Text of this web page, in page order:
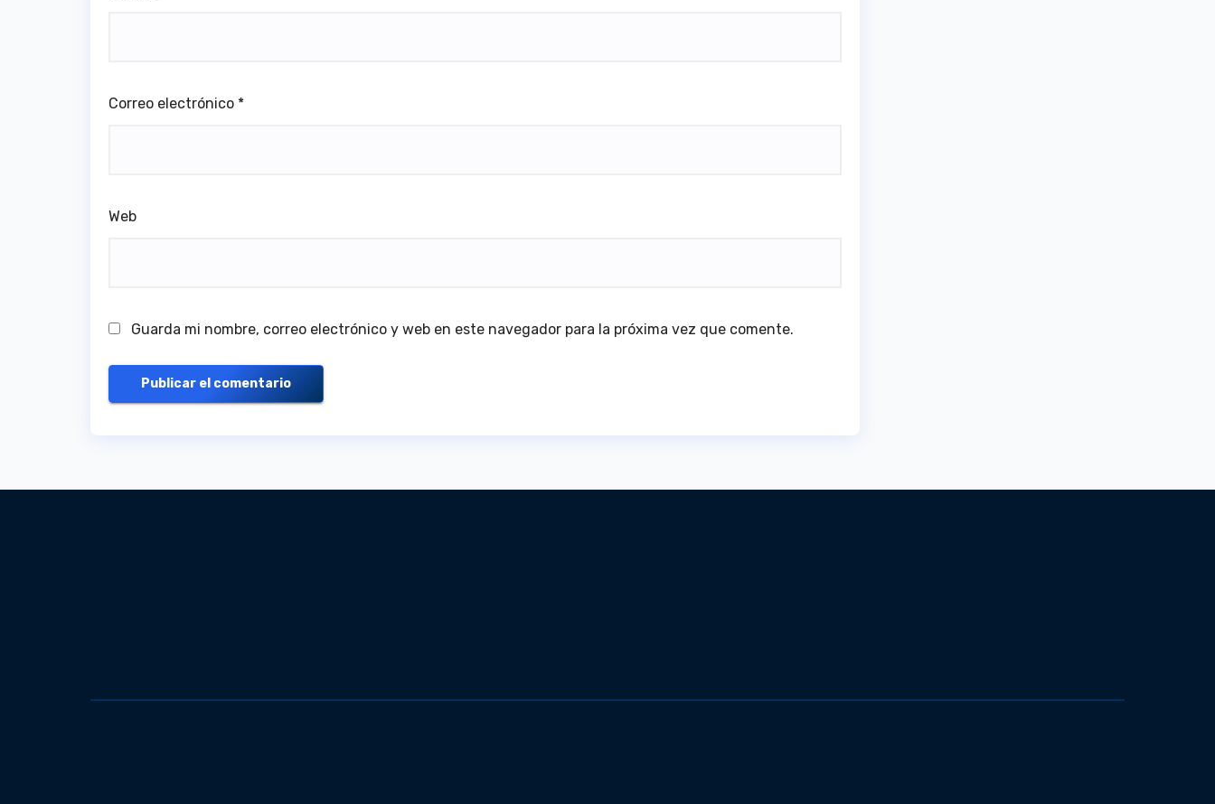
Correo electrónico *
Web
Guarda mi nombre, correo electrónico y web en este navegador para la próxima vez que comente.